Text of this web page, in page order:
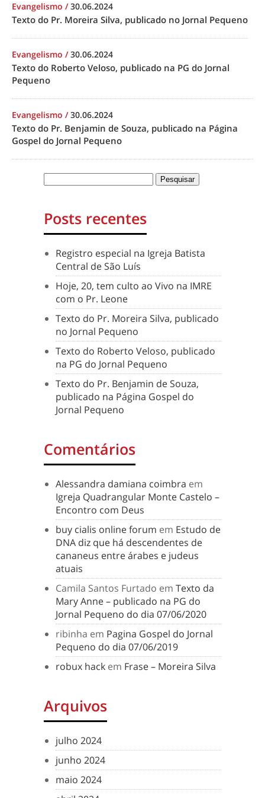
Evangelismo /30.06.2024
Texto do Pr. Moreira Silva, publicado no Jornal Pequeno
Evangelismo /30.06.2024
Texto do Roberto Veloso, publicado na PG do Jornal
Pequeno
Evangelismo /30.06.2024
Texto do Pr. Benjamin de Souza, publicado na Página
Gospel do Jornal Pequeno
Posts recentes
Registro especial na Igreja Batista
Central de São Luís
Hoje, 20, tem culto ao Vivo na IMRE
com o Pr. Leone
Texto do Pr. Moreira Silva, publicado
no Jornal Pequeno
Texto do Roberto Veloso, publicado
na PG do Jornal Pequeno
Texto do Pr. Benjamin de Souza,
publicado na Página Gospel do
Jornal Pequeno
Comentários
Alessandra damiana coimbra em
Igreja Quadrangular Monte Castelo –
Encontro com Deus
buy cialis online forum em Estudo de
DNA diz que há descendentes de
cananeus entre árabes e judeus
atuais
Camila Santos Furtado em Texto da
Mary Anne – publicado na PG do
Jornal Pequeno do dia 07/06/2020
ribinha em Pagina Gospel do Jornal
Pequeno do dia 07/06/2019
robux hack em Frase – Moreira Silva
Arquivos
julho 2024
junho 2024
maio 2024